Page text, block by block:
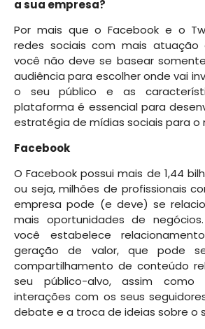
a sua empresa?
Por mais que o Facebook e o
redes sociais com mais atuação
você não deve se basear
audiência para escolher onde vai
o seu público e as
plataforma é essencial para
estratégia de mídias sociais para o
Facebook
O Facebook possui mais de 1,44
ou seja, milhões de profissionais
empresa pode (e deve) se
mais oportunidades de
você estabelece
geração de valor, que pode
compartilhamento de conteúdo
seu público-alvo, assim
interações com os seus
debate e a troca de ideias sobre o